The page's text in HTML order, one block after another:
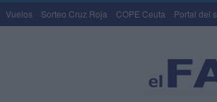
Vuelos Sorteo Cruz Roja COPE Ceuta Portal del